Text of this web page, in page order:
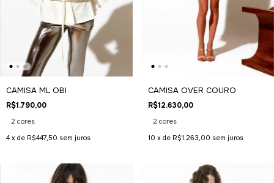
CAMISA ML OBI
R$1.790,00
2 cores
4 x de R$447,50 sem juros
CAMISA OVER COURO
R$12.630,00
2 cores
10 x de R$1.263,00 sem juros